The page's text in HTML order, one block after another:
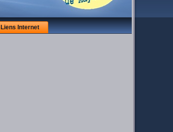
Liens Internet